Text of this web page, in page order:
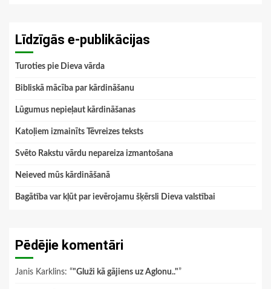
Līdzīgās e-publikācijas
Turoties pie Dieva vārda
Bibliskā mācība par kārdināšanu
Lūgumus nepieļaut kārdināšanas
Katoļiem izmainīts Tēvreizes teksts
Svēto Rakstu vārdu nepareiza izmantošana
Neieved mūs kārdināšanā
Bagātība var kļūt par ievērojamu šķērsli Dieva valstībai
Pēdējie komentāri
Janis Karklins: “"Gluži kā gājiens uz Aglonu.."”